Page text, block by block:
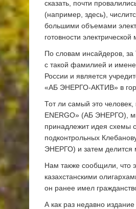
сказать, почти
(например, здесь),
большими объемами
готовности
По словам инсайдеров,
с такой фамилией и
России и является
«АБ ЭНЕРГО-АКТИВ» в
Тот ли самый это
ENERGO» (АБ ЭНЕРГО),
принадлежит идея схемы
подконтрольных
ЭНЕРГО) и затем делится
Нам также сообщили, что
казахстанскими
он ранее имел
А как раз недавно